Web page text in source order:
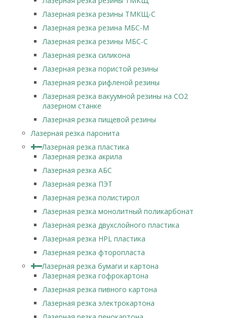
Лазерная резка резины ТМКЩ-С
Лазерная резка резина МБС-М
Лазерная резка резины МБС-С
Лазерная резка силикона
Лазерная резка пористой резины
Лазерная резка рифленой резины
Лазерная резка вакуумной резины на CO2
лазерном станке
Лазерная резка пищевой резины
Лазерная резка паронита
Лазерная резка пластика
Лазерная резка акрила
Лазерная резка АБС
Лазерная резка ПЭТ
Лазерная резка полистирол
Лазерная резка монолитный поликарбонат
Лазерная резка двухслойного пластика
Лазерная резка HPL пластика
Лазерная резка фторопласта
Лазерная резка бумаги и картона
Лазерная резка гофрокартона
Лазерная резка пивного картона
Лазерная резка электрокартона